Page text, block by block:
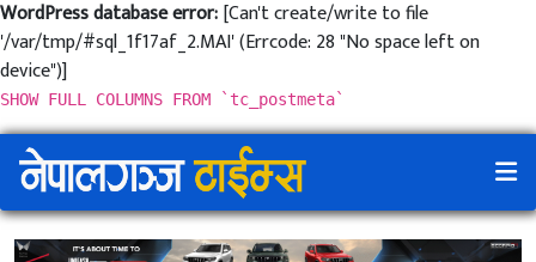
WordPress database error:[Can't create/write to file
'/var/tmp/#sql_1f17af_2.MAI' (Errcode: 28 "No space left on
device")]
SHOW FULL COLUMNS FROM `tc_postmeta`